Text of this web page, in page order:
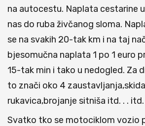
na autocestu. Naplata cestarine u
nas do ruba živčanog sloma.
se na svakih 20-tak km i na taj
bjesomučna naplata 1 po 1 euro
15-tak min i tako u nedogled. Za
to znači oko 4
rukavica,brojanje sitniša itd. . . itd.
Svatko tko se motociklom vozio